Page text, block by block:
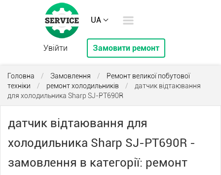
UA
Увійти Замовити ремонт
Головна / Замовлення /
Ремонт великої побутової
техніки
/ ремонт холодильників /
датчик відтаювання
для холодильника Sharp SJ-PT690R
датчик відтаювання для
холодильника Sharp SJ-PT690R -
замовлення в категорії: ремонт